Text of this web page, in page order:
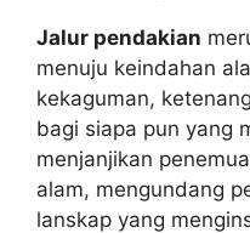
Jalur pendakian
menuju keindahan
kekaguman,
bagi siapa pun yang
menjanjikan
alam, mengundang
lanskap yang